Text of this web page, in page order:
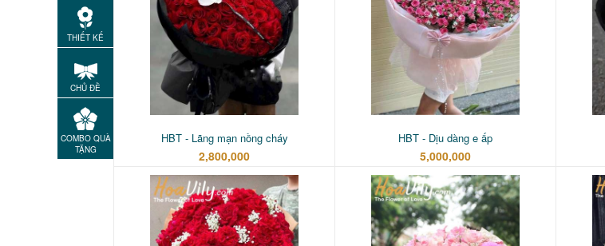
THIẾT KẾ
CHỦ ĐỀ
COMBO QUÀ
TẶNG
HBT - Lãng mạn nồng cháy
2,800,000
HBT - Dịu dàng e ấp
5,000,000